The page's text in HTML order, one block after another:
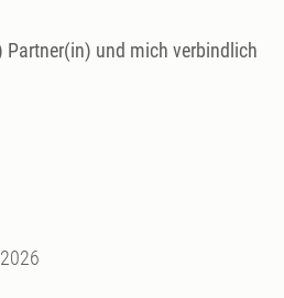
und mich verbindlich